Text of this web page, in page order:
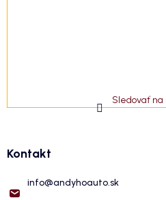
Sledovať
Kontakt
info@andyhoauto.sk